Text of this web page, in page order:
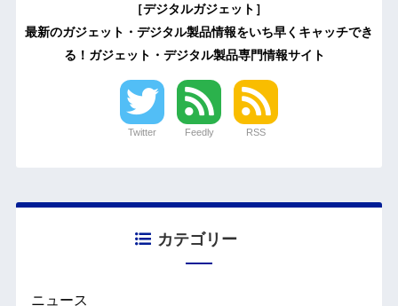
［デジタルガジェット］
最新のガジェット・デジタル製品情報をいち早くキャッチでき
る！ガジェット・デジタル製品専門情報サイト
Twitter Feedly RSS
カテゴリー
ニュース